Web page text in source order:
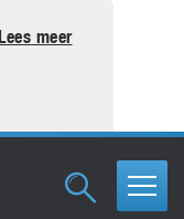
Lees meer